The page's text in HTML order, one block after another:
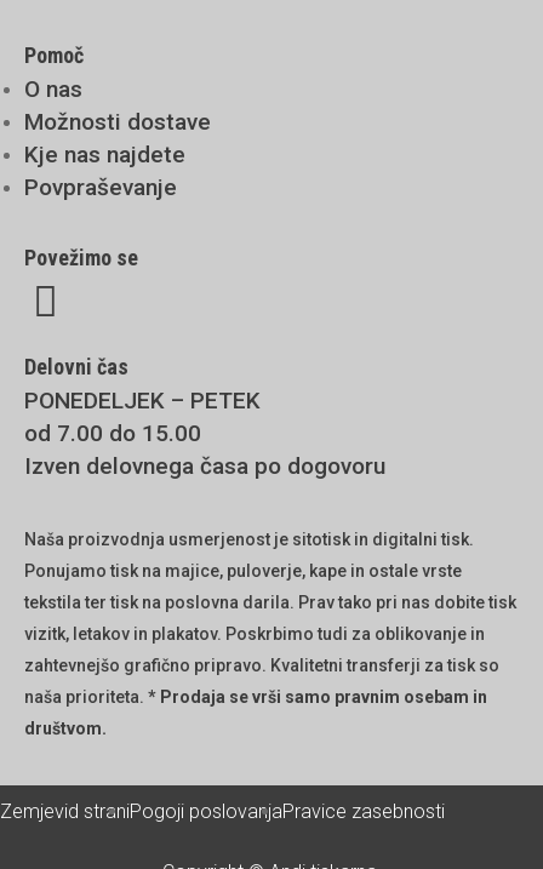
Pomoč
O nas
Možnosti dostave
Kje nas najdete
Povpraševanje
Povežimo se
Delovni čas
PONEDELJEK – PETEK
od 7.00 do 15.00
Izven delovnega časa po dogovoru
Naša proizvodnja usmerjenost je sitotisk in digitalni tisk.
Ponujamo tisk na majice, puloverje, kape in ostale vrste
tekstila ter tisk na poslovna darila. Prav tako pri nas dobite tisk
vizitk, letakov in plakatov. Poskrbimo tudi za oblikovanje in
zahtevnejšo grafično pripravo. Kvalitetni transferji za tisk so
naša prioriteta. * Prodaja se vrši samo pravnim osebam in
društvom.
Zemjevid straniPogoji poslovanjaPravice zasebnosti